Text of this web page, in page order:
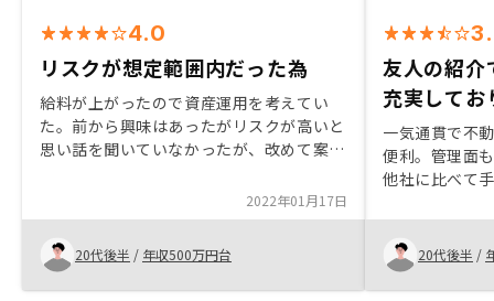
4.0
リスクが想定範囲内だった為
給料が上がったので資産運用を考えてい
た。前から興味はあったがリスクが高いと
思い話を聞いていなかったが、改めて案内
しに2物件契約した。また、短期間での売
却も可能と言うことであまり、長期間お金
が寝ることもないという点もよかった。
2022年01月17日
20代後半 / 年収500万円台
友人の紹介
充実してお
一気通貫で不
便利。管理面
他社に比べて
でも非常にス
フローはプラ
益は期待でき
20代後半 /